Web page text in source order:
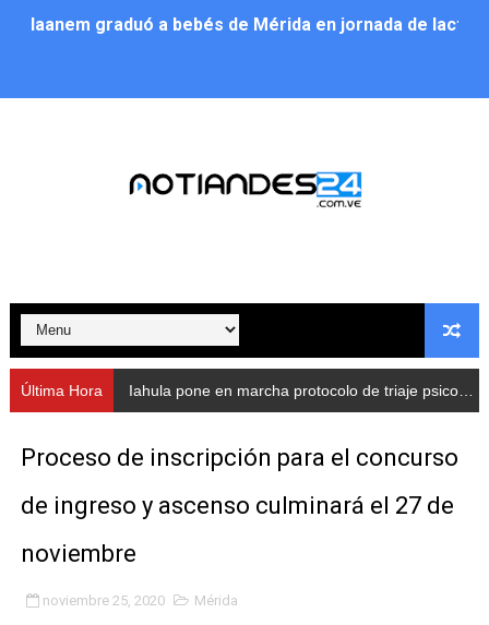
Iaanem graduó a bebés de Mérida en jornada de
Alcalde Nelson Álvarez llevó jornada recreativa a la
Nevado Gas optimiza servicio residencial en la
Balance semestral impulsa inclusión y atención a
Plan Vacacional Comunitario “Ríe 2026” recorre las
Alcaldía del Municipio Libertador realizó una jornada
Fundacite Mérida dicta taller gratuito de electrónica
INN-Mérida celebró el Lacto grado para promover el
Impulsan plan estratégico de seguridad ciudadana
Última Hora Iahula pone en marcha protocolo de triaje psicosocial para atender a rescatistas
Proceso de inscripción para el concurso
de ingreso y ascenso culminará el 27 de
noviembre
noviembre 25, 2020 Mérida